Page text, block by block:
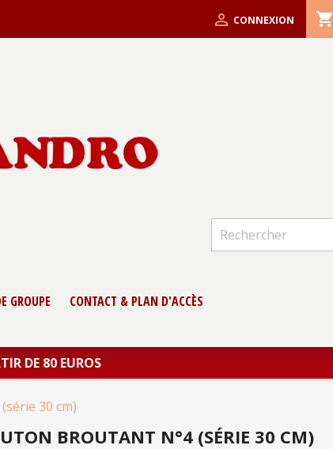
 CONNEXION shopping_cart
GROUPE CONTACT & PLAN D'ACCÈS
DE 80 EUROS
30 cm)
BROUTANT N°4 (SÉRIE 30 CM)